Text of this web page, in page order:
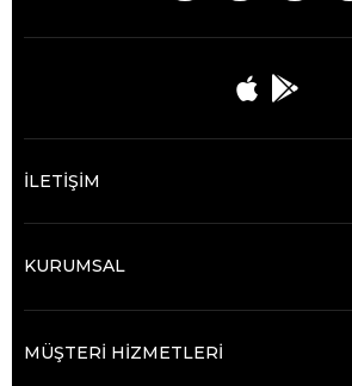
İLETİŞİM
KURUMSAL
MÜŞTERİ HİZMETLERİ